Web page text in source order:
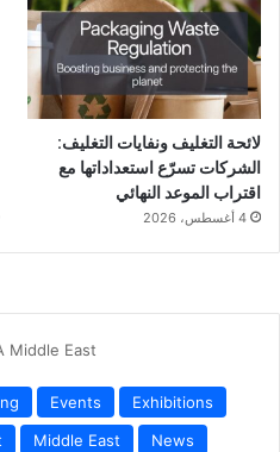
لائحة التغليف ونفايات التغليف:
الشركات تسرّع استعداداتها مع
اقتراب الموعد النهائي
4 أغسطس، 2026